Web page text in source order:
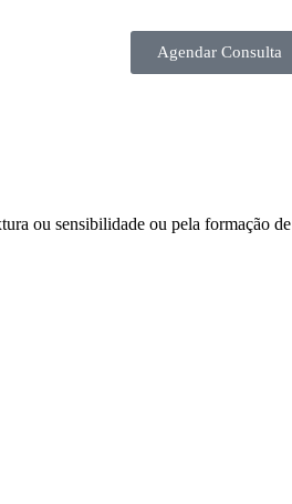
Agendar Consulta
ou sensibilidade ou pela formação de